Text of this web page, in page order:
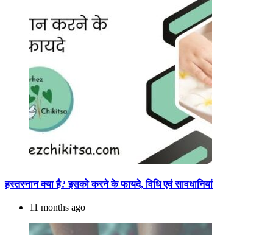
हस्तस्नान क्या है? इसको करने के फायदे, विधि एवं सावधानियां
11 months ago